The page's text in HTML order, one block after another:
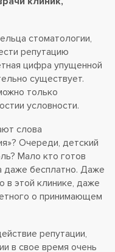
стоматологии,
репутацию
цифра упущенной
существует.
только
условности.
слова
Очереди, детский
Мало кто готов
даже бесплатно. Даже
в этой клинике, даже
о принимающем
репутации,
в свое время очень